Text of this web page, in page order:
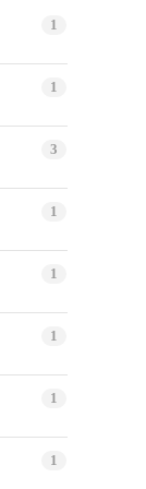
1
1
3
1
1
1
1
1